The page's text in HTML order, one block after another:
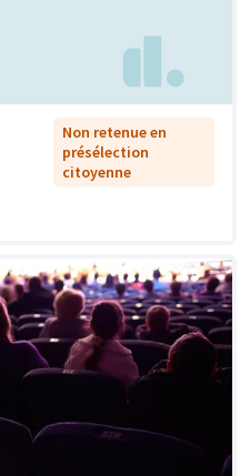
Non retenue en
présélection
citoyenne